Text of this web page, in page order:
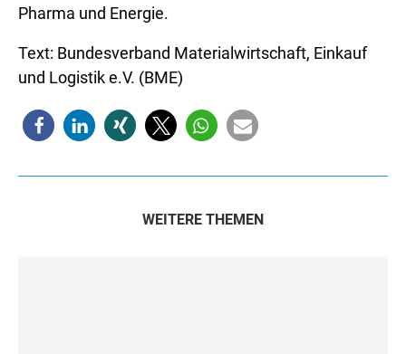
Pharma und Energie.
Text: Bundesverband Materialwirtschaft, Einkauf
und Logistik e.V. (BME)
WEITERE THEMEN